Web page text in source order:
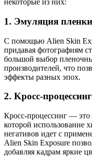
некоторые из них:
1. Эмуляция пленки
С помощью Alien Skin
придавая фотографиям
большой выбор
производителей, что
эффекты разных эпох.
2. Kросс-процессинг
Кросс-процессинг — это
которой использование
негативов идет с
Alien Skin Exposure
добавляя кадрам яркие